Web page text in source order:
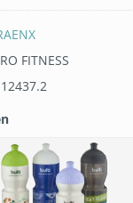
FITNESS